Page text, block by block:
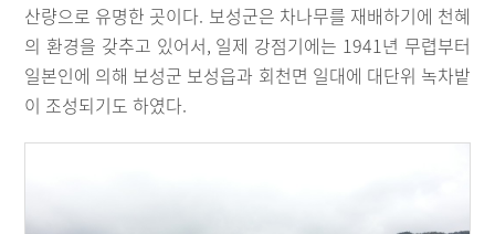
산량으로 유명한 곳이다. 보성군은 차나무를 재배하기에 천혜
의 환경을 갖추고 있어서, 일제 강점기에는 1941년 무렵부터
일본인에 의해 보성군 보성읍과 회천면 일대에 대단위 녹차밭
이 조성되기도 하였다.